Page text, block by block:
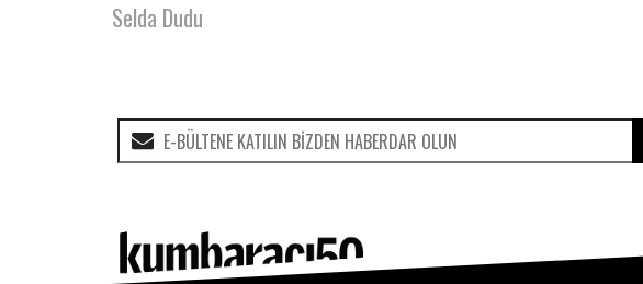
Selda Dudu
Selen Servi
Selin Akder
Selin Aktaşoğlu